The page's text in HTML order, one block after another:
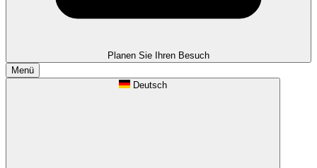
Planen Sie Ihren Besuch
Menü
Deutsch